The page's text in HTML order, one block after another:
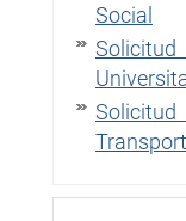
Social